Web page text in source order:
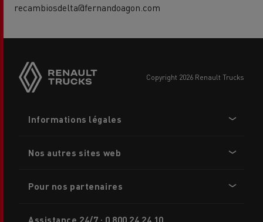
recambiosdelta@fernandoagon.com
buttons
copyright 2026 Renault Trucks
menu
Informations légales
Nos autres sites web
Pour nos partenaires